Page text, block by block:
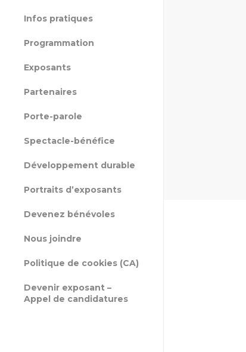
Infos pratiques
Programmation
Exposants
Partenaires
Porte-parole
Spectacle-bénéfice
Développement durable
Portraits d’exposants
Devenez bénévoles
Nous joindre
Politique de cookies (CA)
Devenir exposant –
Appel de candidatures